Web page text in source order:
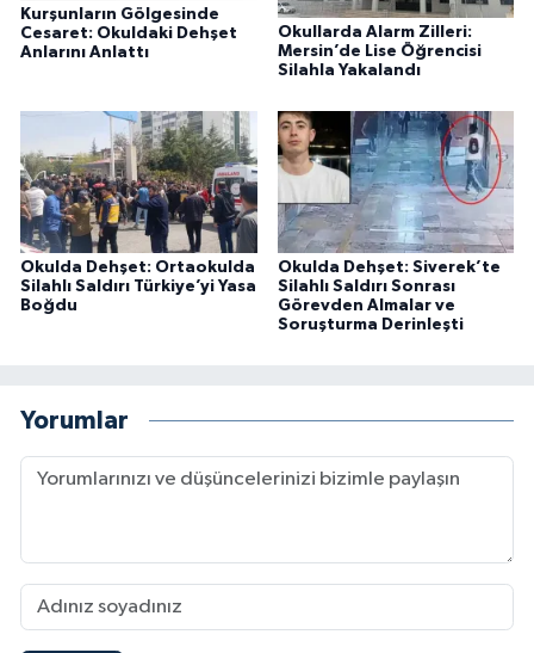
Kurşunların Gölgesinde
Cesaret: Okuldaki Dehşet
Anlarını Anlattı
Okullarda Alarm Zilleri:
Mersin’de Lise Öğrencisi
Silahla Yakalandı
Okulda Dehşet: Ortaokulda
Silahlı Saldırı Türkiye’yi Yasa
Boğdu
Okulda Dehşet: Siverek’te
Silahlı Saldırı Sonrası
Görevden Almalar ve
Soruşturma Derinleşti
Yorumlar